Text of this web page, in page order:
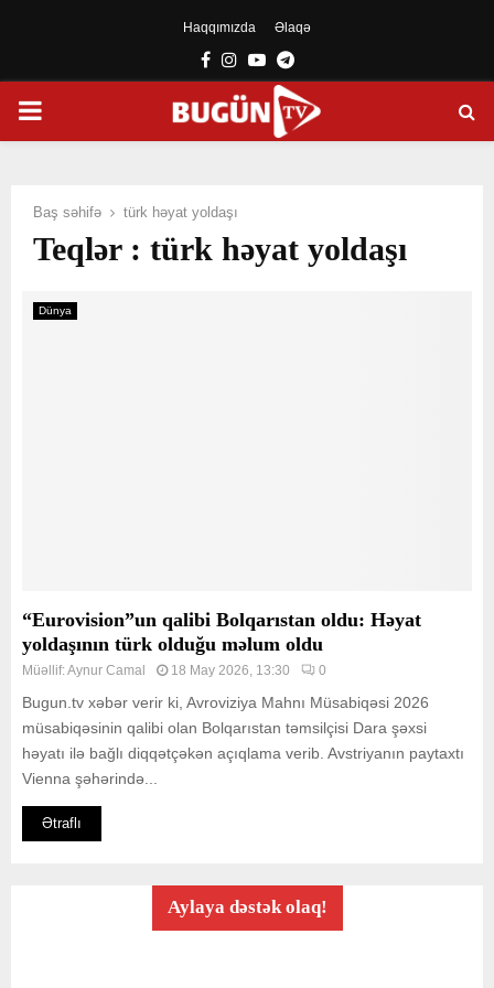
Haqqımızda Əlaqə
Facebook
Instagram
YoutubeTelegram
PRIMARY
Baş səhifə türk həyat yoldaşı
Teqlər : türk həyat yoldaşı
Dünya
“Eurovision”un qalibi Bolqarıstan oldu: Həyat
yoldaşının türk olduğu məlum oldu
Müəllif:Aynur Camal 18 May 2026, 13:30 0
Bugun.tv xəbər verir ki, Avroviziya Mahnı Müsabiqəsi 2026
müsabiqəsinin qalibi olan Bolqarıstan təmsilçisi Dara şəxsi
həyatı ilə bağlı diqqətçəkən açıqlama verib. Avstriyanın paytaxtı
Vienna şəhərində...
Ətraflı
Aylaya dəstək olaq!